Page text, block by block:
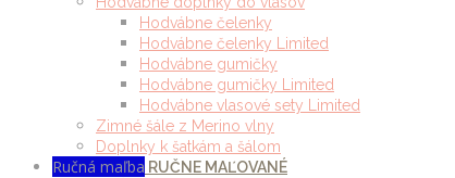
Hodvábne čelenky
Hodvábne čelenky Limited
Hodvábne gumičky
Hodvábne gumičky Limited
Hodvábne vlasové sety Limited
Zimné šále z Merino vlny
Doplnky k šatkám a šálom
Ručná maľba RUČNE MAĽOVANÉ